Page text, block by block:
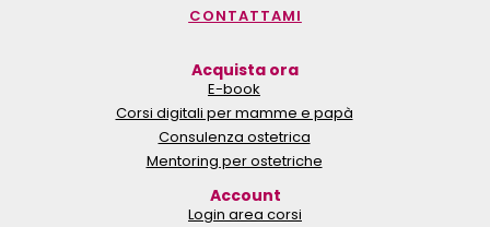
CONTATTAMI
Acquista ora
E-book
Corsi digitali per mamme e papà
Consulenza ostetrica
Mentoring per ostetriche
Account
Login area corsi